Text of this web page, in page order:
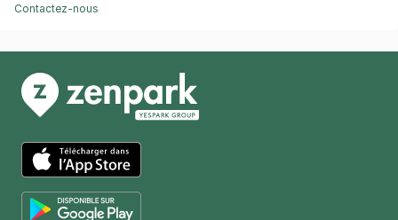
Contactez-nous
App Store